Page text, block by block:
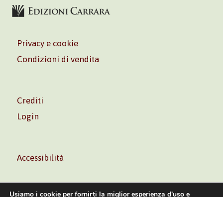
Privacy e cookie
Condizioni di vendita
Crediti
Login
Accessibilità
Usiamo i cookie per fornirti la miglior esperienza d'uso e